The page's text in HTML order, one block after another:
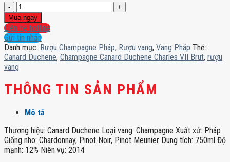
Champagne
Canard
Duchene
Charles
VII
Brut
số
lượng
Mua ngay
Liên hệ hotline
Gửi tin nhắn
Danh mục: Rượu Champagne Pháp, Rượu vang, Vang Pháp Thẻ:
Canard Duchene, Champagne Canard Duchene Charles VII Brut, rượu
vang
THÔNG TIN SẢN PHẨM
Mô tả
Thương hiệu: Canard Duchene Loại vang: Champagne Xuất xứ: Pháp
Giống nho: Chardonnay, Pinot Noir, Pinot Meunier Dung tích: 750ml Độ
mạnh: 12% Niên vụ: 2014